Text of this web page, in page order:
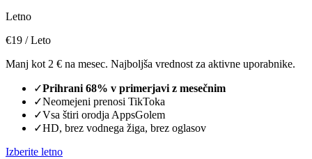
Letno
€19 / Leto
Manj kot 2 € na mesec. Najboljša vrednost za aktivne uporabnike.
✓Prihrani 68% v primerjavi z mesečnim
✓Neomejeni prenosi TikToka
✓Vsa štiri orodja AppsGolem
✓HD, brez vodnega žiga, brez oglasov
Izberite letno